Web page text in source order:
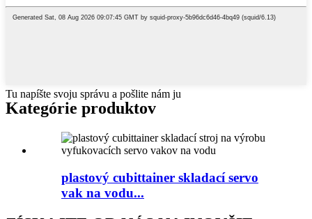
Tu napíšte svoju správu a pošlite nám ju
Kategórie produktov
plastový cubittainer skladací servo
vak na vodu...